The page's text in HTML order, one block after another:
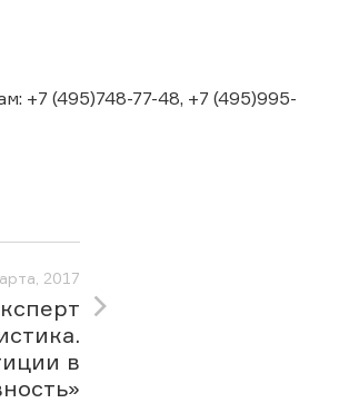
+7 (495)748-77-48, +7 (495)995-
2017
в